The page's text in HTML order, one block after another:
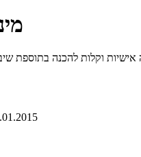
בתוספת שיבולת שועל, 114 קלוריות למנה, 61